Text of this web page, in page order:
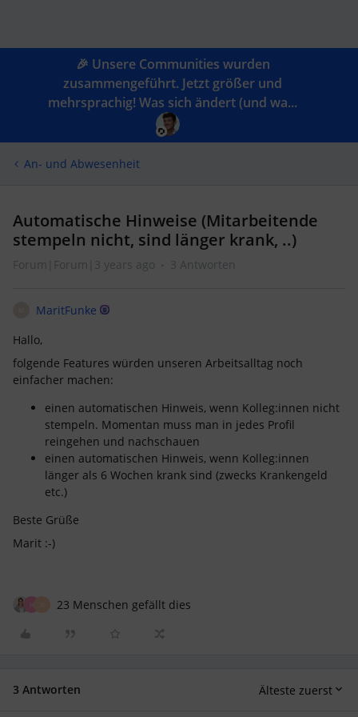
🎉 Unsere Communities wurden
zusammengeführt. Jetzt größer und
mehrsprachig! Was sich ändert (und wa...
An- und Abwesenheit
Automatische Hinweise (Mitarbeitende
stempeln nicht, sind länger krank, ..)
Forum|Forum|3 years ago 3 Antworten
MaritFunke
Hallo,
folgende Features würden unseren Arbeitsalltag noch
einfacher machen:
einen automatischen Hinweis, wenn Kolleg:innen nicht
stempeln. Momentan muss man in jedes Profil
reingehen und nachschauen
einen automatischen Hinweis, wenn Kolleg:innen
länger als 6 Wochen krank sind (zwecks Krankengeld
etc.)
Beste Grüße
Marit :-)
23 Menschen gefällt dies
3 Antworten Älteste zuerst